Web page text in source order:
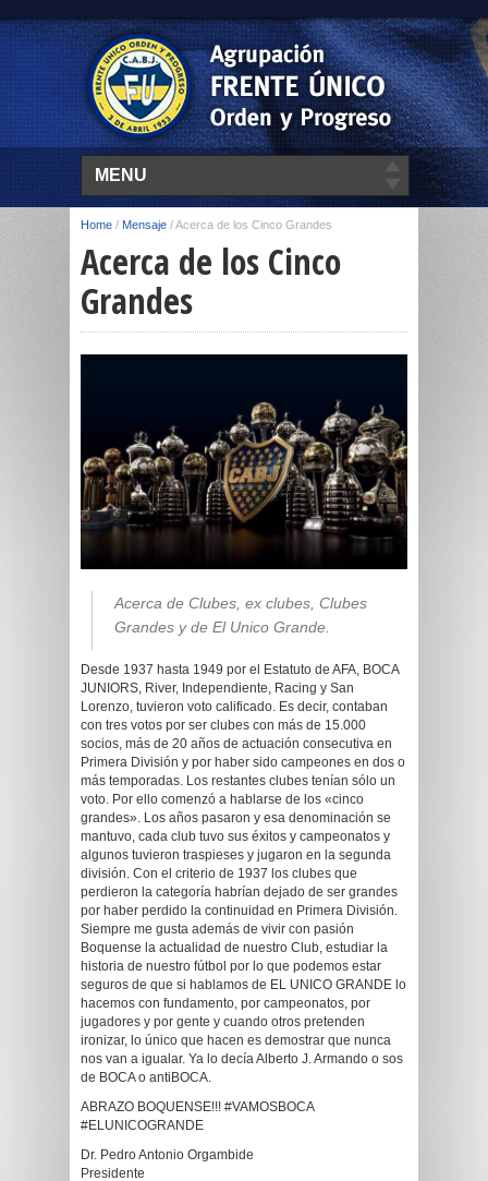
MENU
Home / Mensaje /Acerca de los Cinco Grandes
Acerca de los Cinco
Grandes
Acerca de Clubes, ex clubes, Clubes
Grandes y de El Unico Grande.
Desde 1937 hasta 1949 por el Estatuto de AFA, BOCA
JUNIORS, River, Independiente, Racing y San
Lorenzo, tuvieron voto calificado. Es decir, contaban
con tres votos por ser clubes con más de 15.000
socios, más de 20 años de actuación consecutiva en
Primera División y por haber sido campeones en dos o
más temporadas. Los restantes clubes tenían sólo un
voto. Por ello comenzó a hablarse de los «cinco
grandes». Los años pasaron y esa denominación se
mantuvo, cada club tuvo sus éxitos y campeonatos y
algunos tuvieron traspieses y jugaron en la segunda
división. Con el criterio de 1937 los clubes que
perdieron la categoría habrían dejado de ser grandes
por haber perdido la continuidad en Primera División.
Siempre me gusta además de vivir con pasión
Boquense la actualidad de nuestro Club, estudiar la
historia de nuestro fútbol por lo que podemos estar
seguros de que si hablamos de EL UNICO GRANDE lo
hacemos con fundamento, por campeonatos, por
jugadores y por gente y cuando otros pretenden
ironizar, lo único que hacen es demostrar que nunca
nos van a igualar. Ya lo decía Alberto J. Armando o sos
de BOCA o antiBOCA.
ABRAZO BOQUENSE!!! #VAMOSBOCA
#ELUNICOGRANDE
Dr. Pedro Antonio Orgambide
Presidente